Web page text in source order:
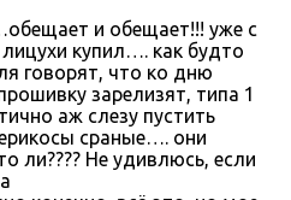
и обещает!!! уже с
купил…. как будто
говорят, что ко дню
зарелизят, типа 1
аж слезу пустить
сраные…. они
ли???? Не удивлюсь, если